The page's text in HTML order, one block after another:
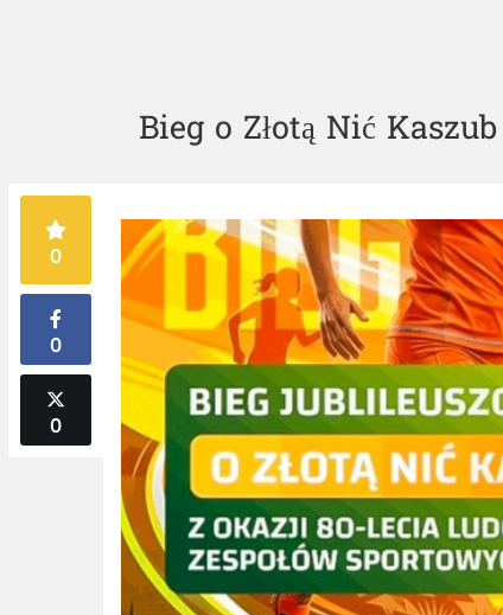
Bieg o Złotą Nić
0
0
0